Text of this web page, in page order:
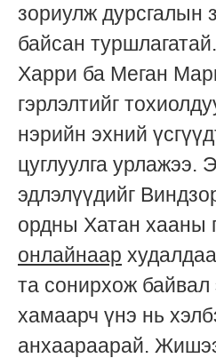
зориулж дурсгалын
байсан
Харри ба Меган
гэрлэлтийг
нэрийн эхний
цуглуулга урлажээ.
эдлэлүүдийг
ордны Хатан хааны
онлайнаар
та сонирхож байвал
хамаарч үнэ нь
анхаараарай.